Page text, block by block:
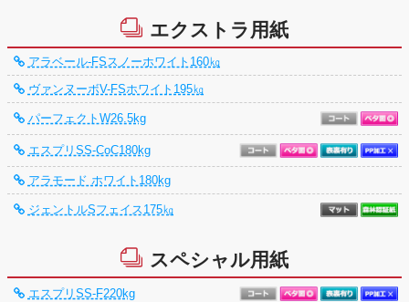
エクストラ用紙
アラベール-FSスノーホワイト160㎏
ヴァンヌーボV-FSホワイト195㎏
パーフェクトW26.5kg
エスプリSS-CoC180kg
アラモード ホワイト180kg
ジェントルSフェイス175㎏
スペシャル用紙
エスプリSS-F220kg